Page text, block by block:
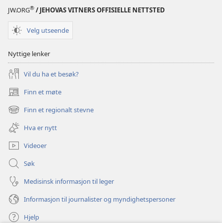
JW.ORG® / JEHOVAS VITNERS OFFISIELLE NETTSTED
Velg utseende
Nyttige lenker
Vil du ha et besøk?
Finn et møte
(åpner
nytt
vindu)
Finn et regionalt stevne
(åpner
nytt
vindu)
Hva er nytt
Videoer
Søk
Medisinsk informasjon til leger
Informasjon til journalister og myndighetspersoner
Hjelp